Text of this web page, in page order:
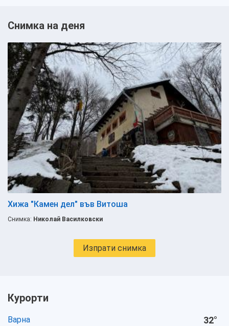
Снимка на деня
Хижа "Камен дел" във Витоша
Снимка: Николай Василковски
Изпрати снимка
Курорти
Варна 32°